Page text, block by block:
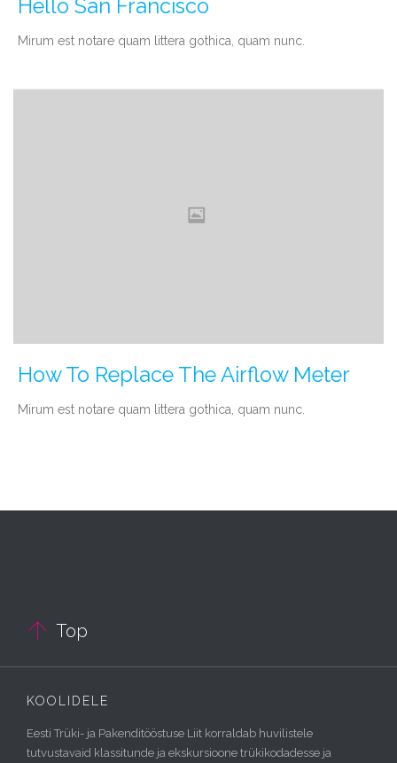
Hello San Francisco
Мirum est notare quam littera gothica, quam nunc.
How To Replace The Airflow Meter
Мirum est notare quam littera gothica, quam nunc.
 Top
KOOLIDELE
Eesti Trüki- ja Pakenditööstuse Liit korraldab huvilistele
tutvustavaid klassitunde ja ekskursioone trükikodadesse ja